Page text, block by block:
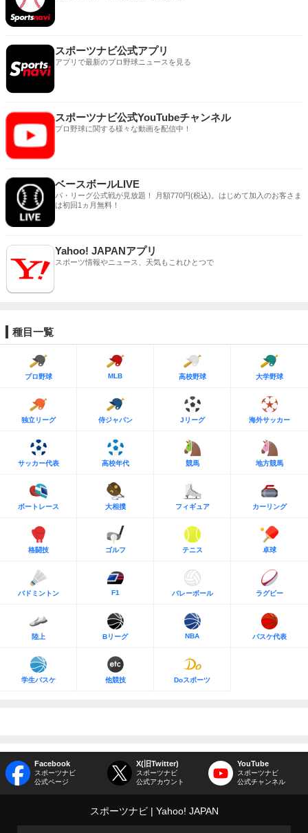
スポーツナビ公式アプリ
アプリで最新のプロ野球ニュースを見る
スポーツナビ公式YouTubeチャンネル
プロ野球に関する様々な動画を配信中！
ベースボールLIVE
パ・リーグ公式戦が見放題！ 月額770円(税込)。はじめて加入のお客さま
は初回1ヵ月無料！
Yahoo! JAPANアプリ
スポーツ情報やニュース、天気もこれひとつで
種目一覧
プロ野球 MLB 高校野球 大学野球
独立リーグ 侍ジャパン Jリーグ 海外サッカー
サッカー代表 高校年代 競馬 地方競馬
ボートレース 大相撲 フィギュア カーリング
格闘技 ゴルフ テニス 卓球
バドミントン F1 バレーボール ラグビー
陸上 Bリーグ NBA バスケ代表
学生バスケ 他競技 Doスポーツ
Facebook
スポーツナビ
公式ページ
X(旧Twitter)
スポーツナビ
公式アカウント
YouTube
スポーツナビ
公式チャンネル
スポーツナビ Yahoo! JAPAN